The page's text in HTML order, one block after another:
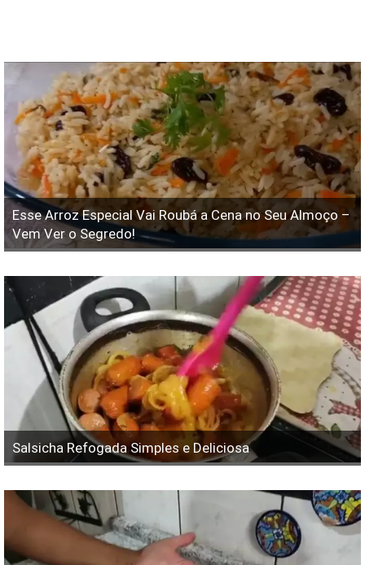
Esse Arroz Especial Vai Roubá a Cena no Seu Almoço –
Vem Ver o Segredo!
Salsicha Refogada Simples e Deliciosa